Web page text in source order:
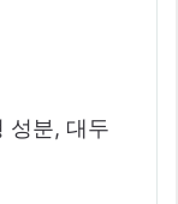
성분, 대두